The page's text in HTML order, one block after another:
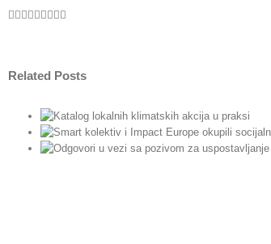
Facebook
Twitter
LinkedIn
Reddit
WhatsApp
Tumblr
Pinterest
Vk
Related Posts